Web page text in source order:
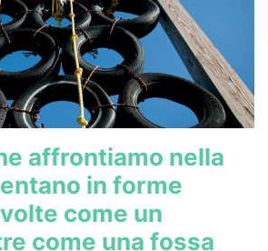
affrontiamo nella
in forme
come un
come una fossa